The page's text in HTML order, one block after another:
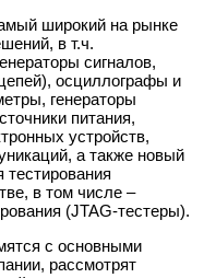
широкий на рынке
в т.ч.
сигналов,
осциллографы и
генераторы
питания,
устройств,
а также новый
в том числе –
(JTAG-тестеры).
с основными
рассмотрят